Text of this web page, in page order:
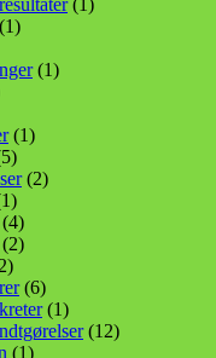
(1)
(1)
(1)
(2)
(4)
(2)
(6)
(1)
(12)
(1)